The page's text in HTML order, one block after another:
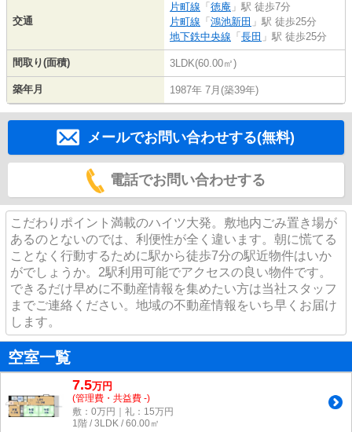
交通
片町線 「 徳庵 」駅 徒歩7分
片町線 「 鴻池新田 」駅 徒歩25分
地下鉄中央線 「 長田 」駅 徒歩25分
間取り(面積) 3LDK(60.00㎡)
築年月 1987年 7月(築39年)
メールでお問い合わせする(無料)
電話でお問い合わせする
こだわりポイント満載のハイツ大発。敷地内ごみ置き場が
あるのとないのでは、利便性が全く違います。朝に慌てる
ことなく行動するために駅から徒歩7分の駅近物件はいか
がでしょうか。2駅利用可能でアクセスの良い物件です。
できるだけ早めに不動産情報を集めたい方は当社スタッフ
までご連絡ください。地域の不動産情報をいち早くお届け
します。
空室一覧
7.5万円
(管理費・共益費 -)
敷：0万円｜礼：15万円
1階 / 3LDK / 60.00㎡